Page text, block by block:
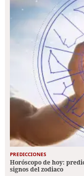
PREDICCIONES
Horóscopo de hoy:
signos del zodiaco